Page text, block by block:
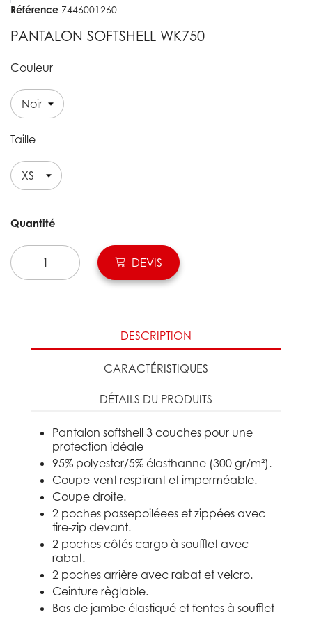
Référence 7446001260
PANTALON SOFTSHELL WK750
Couleur
Taille
Quantité
DEVIS
DESCRIPTION
CARACTÉRISTIQUES
DÉTAILS DU PRODUITS
Pantalon softshell 3 couches pour une
protection idéale
95% polyester/5% élasthanne (300 gr/m²).
Coupe-vent respirant et imperméable.
Coupe droite.
2 poches passepoiléees et zippées avec
tire-zip devant.
2 poches côtés cargo à soufflet avec
rabat.
2 poches arrière avec rabat et velcro.
Ceinture règlable.
Bas de jambe élastiqué et fentes à soufflet